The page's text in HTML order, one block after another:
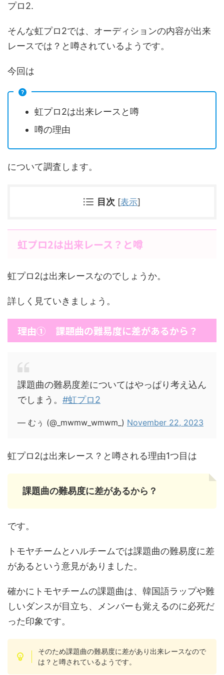
プロ2.
そんな虹プロ2では、オーディションの内容が出来
レースでは？と噂されているようです。
今回は
虹プロ2は出来レースと噂
噂の理由
について調査します。
目次 [表示]
虹プロ2は出来レース？と噂
虹プロ2は出来レースなのでしょうか。
詳しく見ていきましょう。
理由① 課題曲の難易度に差があるから？
課題曲の難易度差についてはやっぱり考え込ん
でしまう。 #虹プロ2
— むぅ (@_mwmw_wmwm_) November 22, 2023
虹プロ2は出来レース？と噂される理由1つ目は
課題曲の難易度に差があるから？
です。
トモヤチームとハルチームでは課題曲の難易度に差
があるという意見がありました。
確かにトモヤチームの課題曲は、韓国語ラップや難
しいダンスが目立ち、メンバーも覚えるのに必死だ
った印象です。
そのため課題曲の難易度に差があり出来レースなので
は？と噂されているようです。